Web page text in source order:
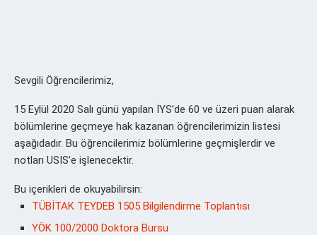
Sevgili Öğrencilerimiz,
15 Eylül 2020 Salı günü yapılan İYS’de 60 ve üzeri puan alarak
bölümlerine geçmeye hak kazanan öğrencilerimizin listesi
aşağıdadır. Bu öğrencilerimiz bölümlerine geçmişlerdir ve
notları USIS’e işlenecektir.
Bu içerikleri de okuyabilirsin:
TÜBİTAK TEYDEB 1505 Bilgilendirme Toplantısı
YÖK 100/2000 Doktora Bursu